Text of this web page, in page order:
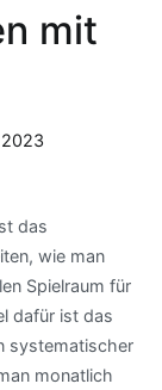
mit
2023
das
wie man
Spielraum für
dafür ist das
systematischer
monatlich